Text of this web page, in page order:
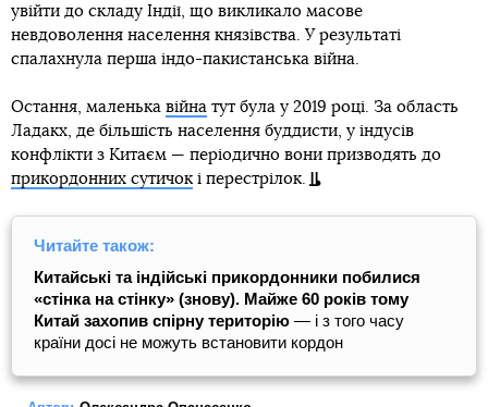
увійти до складу Індії, що викликало масове
невдоволення населення князівства. У результаті
спалахнула перша індо-пакистанська війна.
Остання, маленька війна тут була у 2019 році. За область
Ладакх, де більшість населення буддисти, у індусів
конфлікти з Китаєм — періодично вони призводять до
прикордонних сутичок і перестрілок.
Читайте також:
Китайські та індійські прикордонники побилися
«стінка на стінку» (знову). Майже 60 років тому
Китай захопив спірну територію — і з того часу
країни досі не можуть встановити кордон